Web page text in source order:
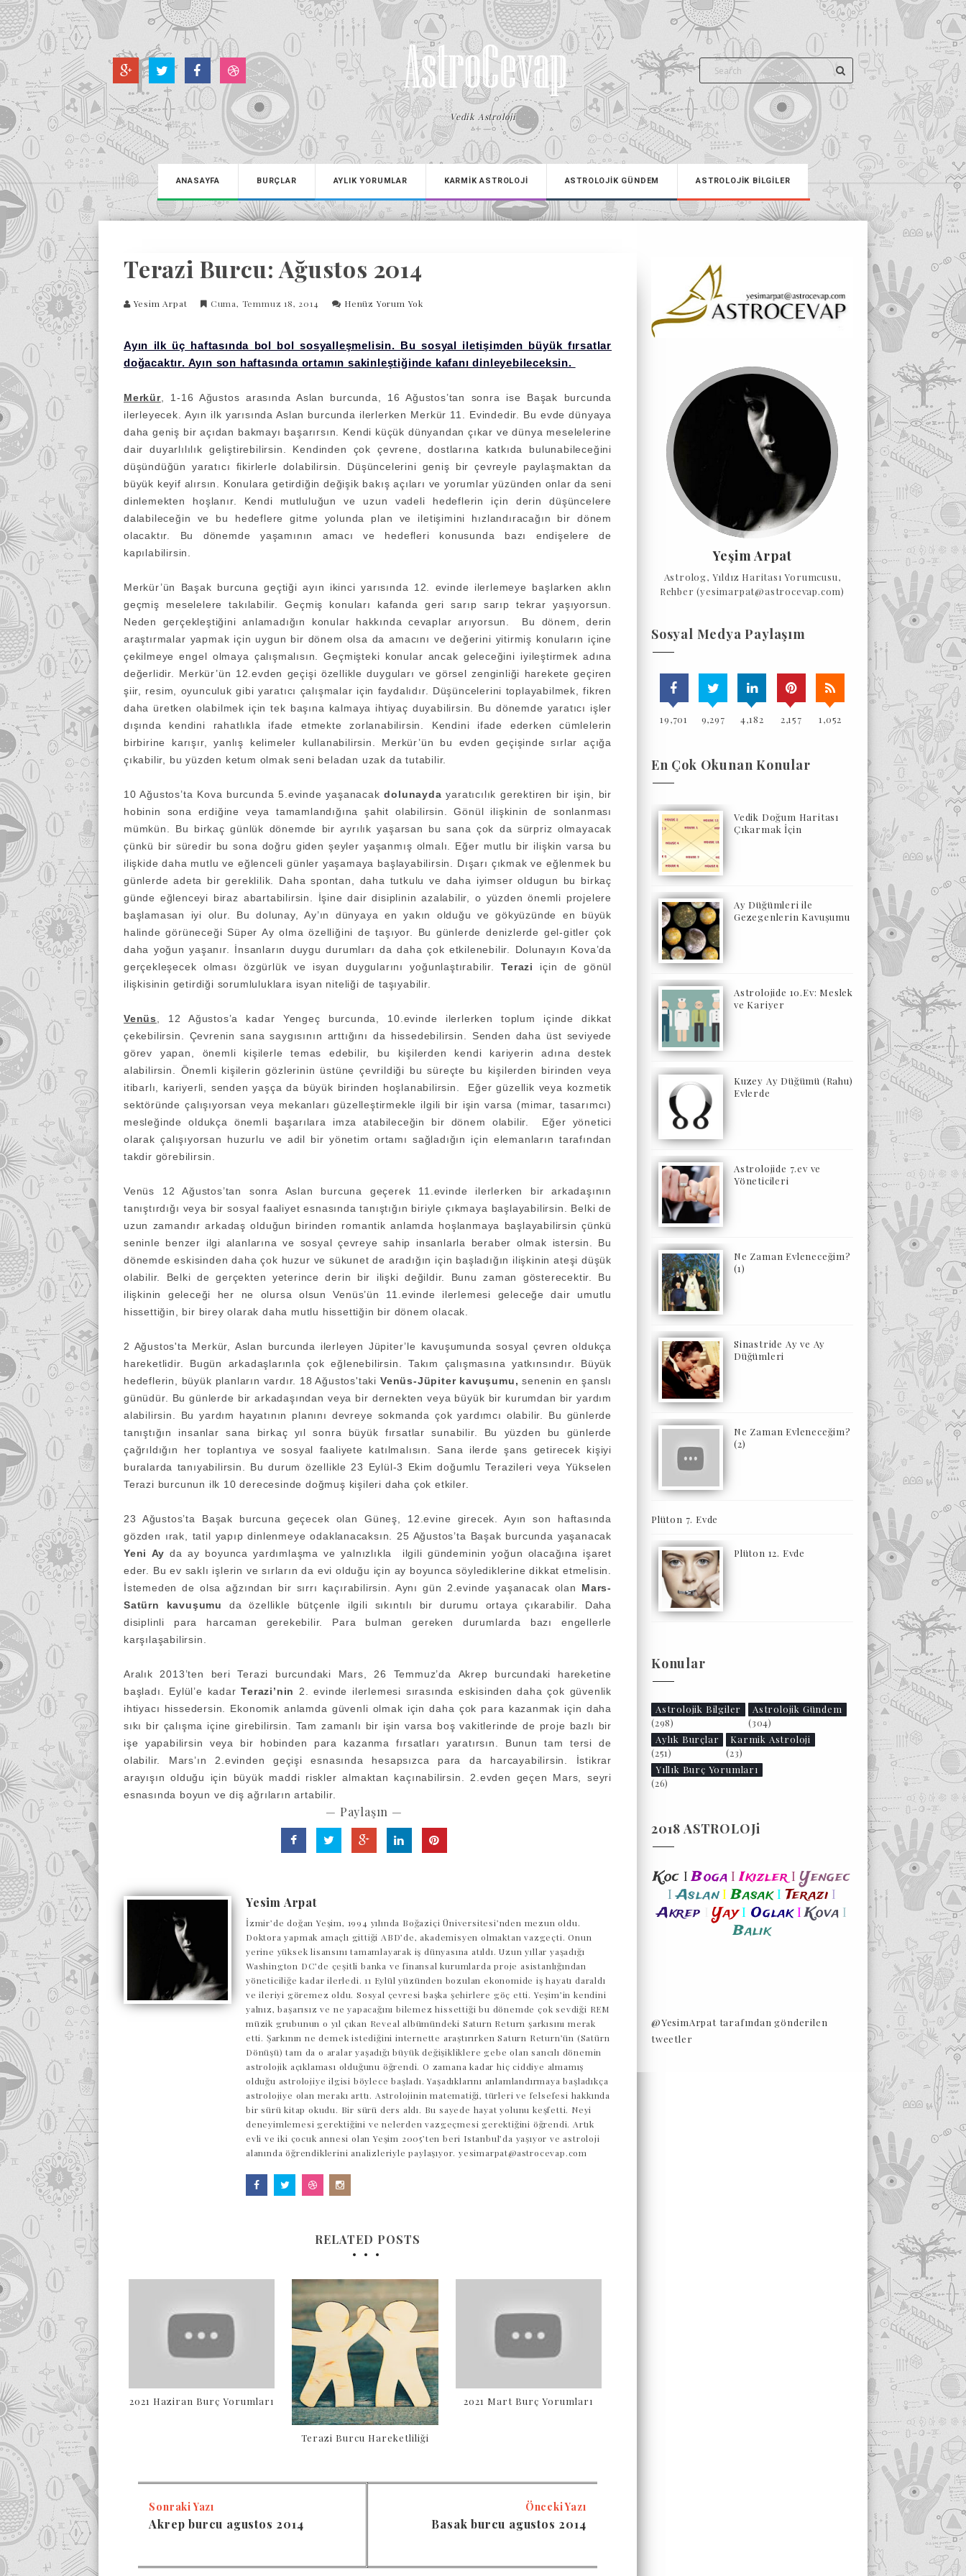
Vedik Astroloji
ANASAYFA BURÇLAR AYLIK YORUMLAR KARMİK ASTROLOJİ ASTROLOJİK GÜNDEM ASTROLOJİK BİLGİLER
Terazi Burcu: Ağustos 2014
Yesim Arpat Cuma, Temmuz 18, 2014 Henüz Yorum Yok
Ayın ilk üç haftasında bol bol sosyalleşmelisin. Bu sosyal iletişimden büyük fırsatlar
doğacaktır. Ayın son haftasında ortamın sakinleştiğinde kafanı dinleyebileceksin.
Merkür, 1-16 Ağustos arasında Aslan burcunda, 16 Ağustos’tan sonra ise Başak burcunda
ilerleyecek. Ayın ilk yarısında Aslan burcunda ilerlerken Merkür 11. Evindedir. Bu evde dünyaya
daha geniş bir açıdan bakmayı başarırsın. Kendi küçük dünyandan çıkar ve dünya meselelerine
dair duyarlılılık geliştirebilirsin. Kendinden çok çevrene, dostlarına katkıda bulunabileceğini
düşündüğün yaratıcı fikirlerle dolabilirsin. Düşüncelerini geniş bir çevreyle paylaşmaktan da
büyük keyif alırsın. Konulara getirdiğin değişik bakış açıları ve yorumlar yüzünden onlar da seni
dinlemekten hoşlanır. Kendi mutluluğun ve uzun vadeli hedeflerin için derin düşüncelere
dalabileceğin ve bu hedeflere gitme yolunda plan ve iletişimini hızlandıracağın bir dönem
olacaktır. Bu dönemde yaşamının amacı ve hedefleri konusunda bazı endişelere de
kapılabilirsin.
Merkür’ün Başak burcuna geçtiği ayın ikinci yarısında 12. evinde ilerlemeye başlarken aklın
geçmiş meselelere takılabilir. Geçmiş konuları kafanda geri sarıp sarıp tekrar yaşıyorsun.
Neden gerçekleştiğini anlamadığın konular hakkında cevaplar arıyorsun. Bu dönem, derin
araştırmalar yapmak için uygun bir dönem olsa da amacını ve değerini yitirmiş konuların içine
çekilmeye engel olmaya çalışmalısın. Geçmişteki konular ancak geleceğini iyileştirmek adına
değerlidir. Merkür’ün 12.evden geçişi özellikle duyguları ve görsel zenginliği harekete geçiren
şiir, resim, oyunculuk gibi yaratıcı çalışmalar için faydalıdır. Düşüncelerini toplayabilmek, fikren
daha üretken olabilmek için tek başına kalmaya ihtiyaç duyabilirsin. Bu dönemde yaratıcı işler
dışında kendini rahatlıkla ifade etmekte zorlanabilirsin. Kendini ifade ederken cümlelerin
birbirine karışır, yanlış kelimeler kullanabilirsin. Merkür’ün bu evden geçişinde sırlar açığa
çıkabilir, bu yüzden ketum olmak seni beladan uzak da tutabilir.
10 Ağustos’ta Kova burcunda 5.evinde yaşanacakdolunayda yaratıcılık gerektiren bir işin, bir
hobinin sona erdiğine veya tamamlandığına şahit olabilirsin. Gönül ilişkinin de sonlanması
mümkün. Bu birkaç günlük dönemde bir ayrılık yaşarsan bu sana çok da sürpriz olmayacak
çünkü bir süredir bu sona doğru giden şeyler yaşanmış olmalı. Eğer mutlu bir ilişkin varsa bu
ilişkide daha mutlu ve eğlenceli günler yaşamaya başlayabilirsin. Dışarı çıkmak ve eğlenmek bu
günlerde adeta bir gereklilik. Daha spontan, daha tutkulu ve daha iyimser oldugun bu birkaç
günde eğlenceyi biraz abartabilirsin. İşine dair disiplinin azalabilir, o yüzden önemli projelere
başlamasan iyi olur. Bu dolunay, Ay’ın dünyaya en yakın olduğu ve gökyüzünde en büyük
halinde görüneceği Süper Ay olma özelliğini de taşıyor. Bu günlerde denizlerde gel-gitler çok
daha yoğun yaşanır. İnsanların duygu durumları da daha çok etkilenebilir. Dolunayın Kova’da
gerçekleşecek olması özgürlük ve isyan duygularını yoğunlaştırabilir.Terazi
için de gönül
ilişkisinin getirdiği sorumluluklara isyan niteliği de taşıyabilir.
Venüs
, 12 Ağustos’a kadar Yengeç burcunda, 10.evinde ilerlerken toplum içinde dikkat
çekebilirsin. Çevrenin sana saygısının arttığını da hissedebilirsin. Senden daha üst seviyede
görev yapan, önemli kişilerle temas edebilir, bu kişilerden kendi kariyerin adına destek
alabilirsin. Önemli kişilerin gözlerinin üstüne çevrildiği bu süreçte bu kişilerden birinden veya
itibarlı, kariyerli, senden yaşça da büyük birinden hoşlanabilirsin. Eğer güzellik veya kozmetik
sektöründe çalışıyorsan veya mekanları güzelleştirmekle ilgili bir işin varsa (mimar, tasarımcı)
mesleğinde oldukça önemli başarılara imza atabileceğin bir dönem olabilir. Eğer yönetici
olarak çalışıyorsan huzurlu ve adil bir yönetim ortamı sağladığın için elemanların tarafından
takdir görebilirsin.
Venüs 12 Ağustos’tan sonra Aslan burcuna geçerek 11.evinde ilerlerken bir arkadaşının
tanıştırdığı veya bir sosyal faaliyet esnasında tanıştığın biriyle çıkmaya başlayabilirsin. Belki de
uzun zamandır arkadaş olduğun birinden romantik anlamda hoşlanmaya başlayabilirsin çünkü
seninle benzer ilgi alanlarına ve sosyal çevreye sahip insanlarla beraber olmak istersin. Bu
dönemde eskisinden daha çok huzur ve sükunet de aradığın için başladığın ilişkinin ateşi düşük
olabilir. Belki de gerçekten yeterince derin bir ilişki değildir. Bunu zaman gösterecektir. Bu
ilişkinin geleceği her ne olursa olsun Venüs’ün 11.evinde ilerlemesi geleceğe dair umutlu
hissettiğin, bir birey olarak daha mutlu hissettiğin bir dönem olacak.
2 Ağustos'ta Merkür, Aslan burcunda ilerleyen Jüpiter’le kavuşumunda sosyal çevren oldukça
hareketlidir. Bugün arkadaşlarınla çok eğlenebilirsin. Takım çalışmasına yatkınsındır. Büyük
hedeflerin, büyük planların vardır. 18 Ağustos'taki Venüs-Jüpiter kavuşumu,senenin en şanslı
günüdür. Bu günlerde bir arkadaşından veya bir dernekten veya büyük bir kurumdan bir yardım
alabilirsin. Bu yardım hayatının planını devreye sokmanda çok yardımcı olabilir. Bu günlerde
tanıştığın insanlar sana birkaç yıl sonra büyük fırsatlar sunabilir. Bu yüzden bu günlerde
çağrıldığın her toplantıya ve sosyal faaliyete katılmalısın. Sana ilerde şans getirecek kişiyi
buralarda tanıyabilirsin. Bu durum özellikle 23 Eylül-3 Ekim doğumlu Terazileri veya Yükselen
Terazi burcunun ilk 10 derecesinde doğmuş kişileri daha çok etkiler.
23 Ağustos’ta Başak burcuna geçecek olan Güneş, 12.evine girecek. Ayın son haftasında
gözden ırak, tatil yapıp dinlenmeye odaklanacaksın. 25 Ağustos’ta Başak burcunda yaşanacak
Yeni Ay daay boyunca yardımlaşma ve yalnızlıkla ilgili gündeminin yoğun olacağına işaret
eder. Bu ev saklı işlerin ve sırların da evi olduğu için ay boyunca söylediklerine dikkat etmelisin.
İstemeden de olsa ağzından bir sırrı kaçırabilirsin. Aynı gün 2.evinde yaşanacak olan Mars-
Satürn kavuşumu
da özellikle bütçenle ilgili sıkıntılı bir durumu ortaya çıkarabilir. Daha
disiplinli para harcaman gerekebilir. Para bulman gereken durumlarda bazı engellerle
karşılaşabilirsin.
Aralık 2013’ten beri Terazi burcundaki Mars, 26 Temmuz’da
Akrep burcundaki hareketine
başladı. Eylül’e kadarTerazi’nin 2. evinde ilerlemesi sırasında eskisinden daha çok güvenlik
ihtiyacı hissedersin. Ekonomik anlamda güvenli olmak için daha çok para kazanmak için daha
sıkı bir çalışma içine girebilirsin. Tam zamanlı bir işin varsa boş vakitlerinde de proje bazlı bir
işe yapabilirsin veya bir hobinden para kazanma fırsatları yaratırsın. Bunun tam tersi de
olabilir. Mars’ın 2.evinden geçişi esnasında hesapsızca para da harcayabilirsin. İstikrar
arayışın olduğu için büyük maddi riskler almaktan kaçınabilirsin. 2.evden geçen Mars, seyri
esnasında boyun ve diş ağrıların artabilir.
— Paylaşın —
Yesim Arpat
İzmir’de doğan Yeşim, 1994 yılında Boğaziçi Üniversitesi’nden mezun oldu.
Doktora yapmak amaçlı gittiği ABD’de, akademisyen olmaktan vazgeçti. Onun
yerine yüksek lisansını tamamlayarak iş dünyasına atıldı. Uzun yıllar yaşadığı
Washington DC’de çeşitli banka ve finansal kurumlarda proje asistanlığından
yöneticiliğe kadar ilerledi. 11 Eylül yüzünden bozulan ekonomide iş hayatı daraldı
ve ileriyi göremez oldu. Sosyal çevresi başka şehirlere göç etti. Yeşim’in kendini
yalnız, başarısız ve ne yapacağını bilemez hissettiği bu dönemde çok sevdiği REM
müzik grubunun o yıl çıkan Reveal albümündeki Saturn Return şarkısını merak
etti. Şarkının ne demek istediğini internette araştırırken Saturn Return’ün (Satürn
Dönüşü) tam da o aralar yaşadığı büyük değişikliklere gebe olan sancılı dönemin
astrolojik açıklaması olduğunu öğrendi. O zamana kadar hiç ciddiye almamış
olduğu astrolojiye ilgisi böylece başladı. Yaşadıklarını anlamlandırmaya başladıkça
astrolojiye olan merakı arttı. Astrolojinin matematiği, türleri ve felsefesi hakkında
bir sürü kitap okudu. Bir sürü ders aldı. Bu sayede hayat yolunu keşfetti. Neyi
deneyimlemesi gerektiğini ve nelerden vazgeçmesi gerektiğini öğrendi. Artık
evli ve iki çocuk annesi olan Yeşim 2005’ten beri Istanbul’da yaşıyor ve astroloji
alanında öğrendiklerini analizleriyle paylaşıyor. yesimarpat@astrocevap.com
RELATED POSTS
2021 Haziran Burç Yorumları
Terazi Burcu Hareketliliği
2021 Mart Burç Yorumları
Sonraki Yazı
Akrep burcu agustos 2014
Önceki Yazı
Basak burcu agustos 2014
Yeşim Arpat
Astrolog, Yıldız Haritası Yorumcusu,
Rehber (yesimarpat@astrocevap.com)
Sosyal Medya Paylaşım
19,701 9,297 4,182 2,157 1,052
En Çok Okunan Konular
Vedik Doğum Haritası
Çıkarmak İçin
Ay Düğümleri ile
Gezegenlerin Kavuşumu
Astrolojide 10.Ev: Meslek
ve Kariyer
Kuzey Ay Düğümü (Rahu)
Evlerde
Astrolojide 7.ev ve
Yöneticileri
Ne Zaman Evleneceğim?
(1)
Sinastride Ay ve Ay
Düğümleri
Ne Zaman Evleneceğim?
(2)
Plüton 7. Evde
Plüton 12. Evde
Konular
Astrolojik Bilgiler
(298)
Astrolojik Gündem
(304)
Aylık Burçlar
(251)
Karmik Astroloji
(23)
Yıllık Burç Yorumları
(26)
2018 ASTROLOJi
Koc I Boga I Ikizler I Yengec
I Aslan I Basak I Terazi I
Akrep Yay I Oglak I Kova I
Balik
@YesimArpat tarafından gönderilen
tweetler